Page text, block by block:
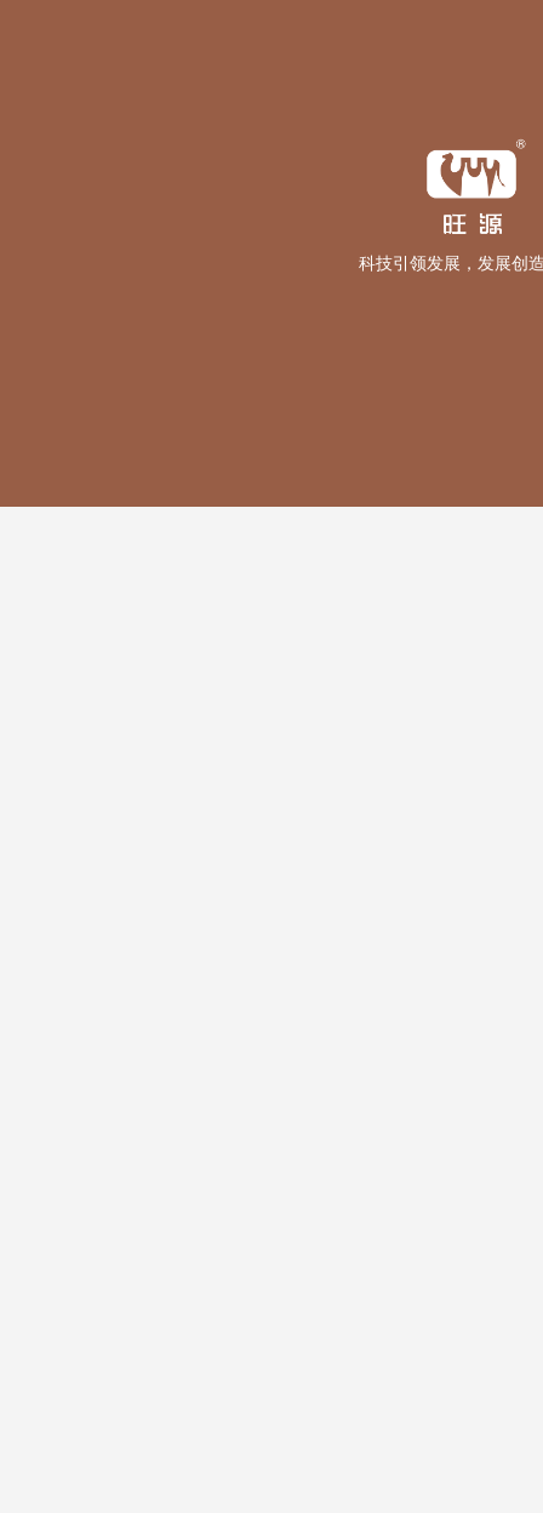
科技引领发展，发展创